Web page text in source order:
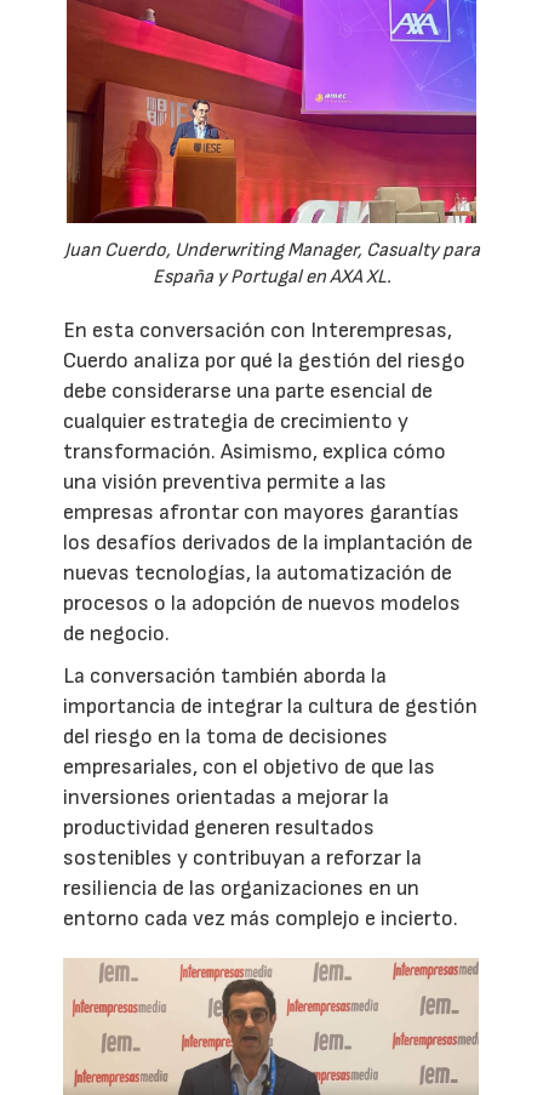
Juan Cuerdo, Underwriting Manager, Casualty para
España y Portugal en AXA XL.
En esta conversación con Interempresas,
Cuerdo analiza por qué la gestión del riesgo
debe considerarse una parte esencial de
cualquier estrategia de crecimiento y
transformación. Asimismo, explica cómo
una visión preventiva permite a las
empresas afrontar con mayores garantías
los desafíos derivados de la implantación de
nuevas tecnologías, la automatización de
procesos o la adopción de nuevos modelos
de negocio.
La conversación también aborda la
importancia de integrar la cultura de gestión
del riesgo en la toma de decisiones
empresariales, con el objetivo de que las
inversiones orientadas a mejorar la
productividad generen resultados
sostenibles y contribuyan a reforzar la
resiliencia de las organizaciones en un
entorno cada vez más complejo e incierto.